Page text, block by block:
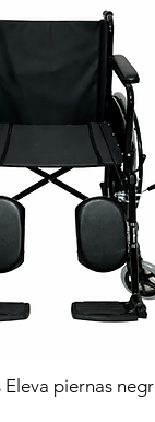
Eleva piernas